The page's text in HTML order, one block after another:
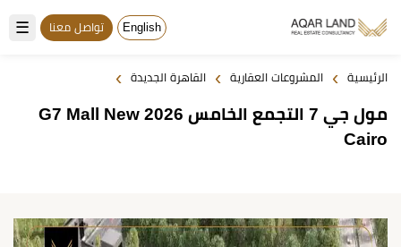
☰ English تواصل معنا
الرئيسية › المشروعات العقارية › القاهرة الجديدة ›
مول جي 7 التجمع الخامس 2026 G7 Mall New
Cairo